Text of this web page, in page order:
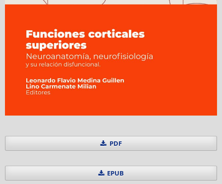
PDF
EPUB